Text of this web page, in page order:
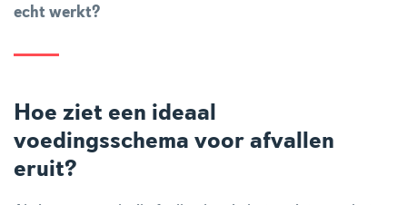
echt werkt?
Hoe ziet een ideaal
voedingsschema voor afvallen
eruit?